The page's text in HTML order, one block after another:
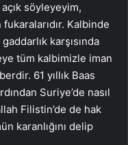
söyleyeyim,
Kalbinde
karşısında
tüm kalbimizle iman
61 yıllık Baas
Suriye’de nasıl
Filistin’de de hak
karanlığını delip